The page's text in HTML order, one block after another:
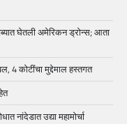
घेतली अमेरिकन ड्रोन्स; आता
4 कोटींचा मुद्देमाल हस्तगत
नांदेडात उद्या महामोर्चा